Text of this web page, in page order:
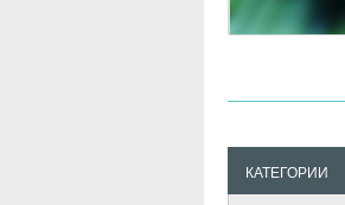
КАТЕГОРИИ